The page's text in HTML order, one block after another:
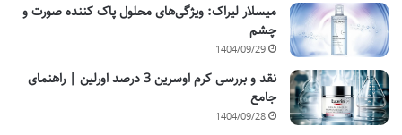
میسلار لیراک: ویژگی‌های محلول پاک کننده صورت و
چشم
1404/09/29
نقد و بررسی کرم اوسرین 3 درصد اورلین | راهنمای
جامع
1404/09/28